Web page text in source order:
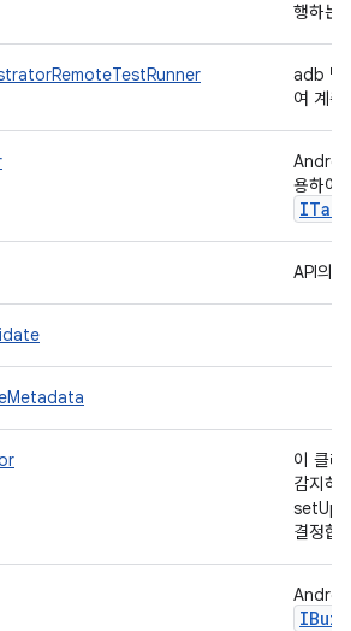
행하는
adb 명
여 계
용하여
API의
이 클래
감지하
setUp
결정합